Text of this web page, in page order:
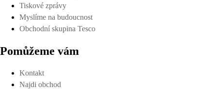
Tiskové zprávy
Myslíme na budoucnost
Obchodní skupina Tesco
Pomůžeme vám
Kontakt
Najdi obchod